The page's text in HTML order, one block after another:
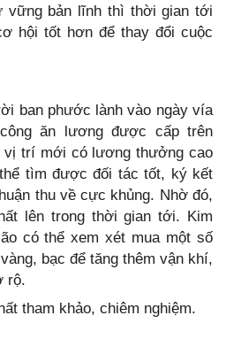
vững bản lĩnh thì thời gian tới
hội tốt hơn để thay đổi cuộc
ban phước lành vào ngày vía
ăn lương được cấp trên
vị trí mới có lương thưởng cao
tìm được đối tác tốt, ký kết
thu về cực khủng. Nhờ đó,
lên trong thời gian tới. Kim
có thể xem xét mua một số
bạc để tăng thêm vận khí,
rộ.
tham khảo, chiêm nghiệm.